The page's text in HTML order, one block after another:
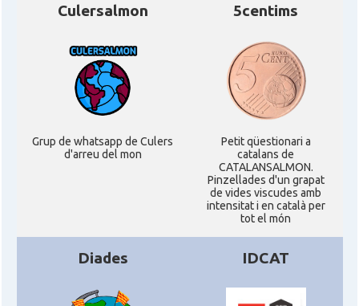
CAMON Catalans a VIRGINIA
CAMON Catalans a WASHINGTON DC
CAMON Catalans a WISCONSIN
CAMON Catalans a WYOMING
American Institute for Catalan
Studies (AICS)
Casal Casal Català de Minnesota
Culersalmon
Grup de whatsapp de Culers
d'arreu del mon
5centims
Petit qüestionari a
catalans de
CATALANSALMON.
Pinzellades d'un grapat
de vides viscudes amb
intensitat i en català per
tot el món
Diades IDCAT